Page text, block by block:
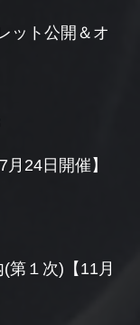
ット公開＆オ
24日開催】
第１次)【11月